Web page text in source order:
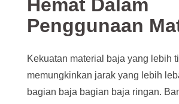
Hemat Dalam
Penggunaan
Kekuatan material baja yang lebih
memungkinkan jarak yang lebih
bagian baja bagian baja ringan.